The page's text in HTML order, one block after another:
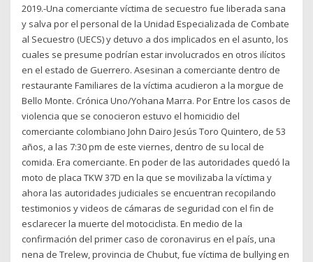
2019.-Una comerciante víctima de secuestro fue liberada sana
y salva por el personal de la Unidad Especializada de Combate
al Secuestro (UECS) y detuvo a dos implicados en el asunto, los
cuales se presume podrían estar involucrados en otros ilícitos
en el estado de Guerrero. Asesinan a comerciante dentro de
restaurante Familiares de la víctima acudieron a la morgue de
Bello Monte. Crónica Uno/Yohana Marra. Por Entre los casos de
violencia que se conocieron estuvo el homicidio del
comerciante colombiano John Dairo Jesús Toro Quintero, de 53
años, a las 7:30 pm de este viernes, dentro de su local de
comida. Era comerciante. En poder de las autoridades quedó la
moto de placa TKW 37D en la que se movilizaba la víctima y
ahora las autoridades judiciales se encuentran recopilando
testimonios y videos de cámaras de seguridad con el fin de
esclarecer la muerte del motociclista. En medio de la
confirmación del primer caso de coronavirus en el país, una
nena de Trelew, provincia de Chubut, fue víctima de bullying en